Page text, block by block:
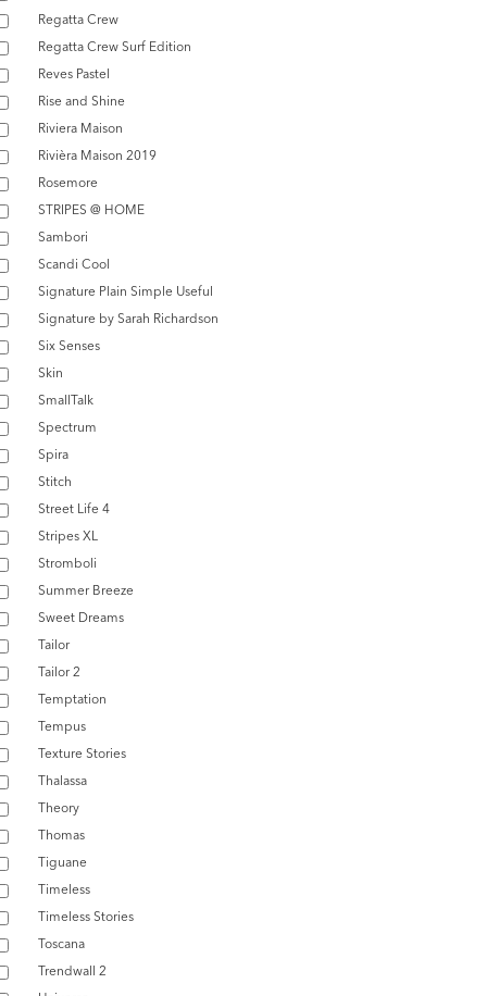
Regatta Crew
Regatta Crew Surf Edition
Reves Pastel
Rise and Shine
Riviera Maison
Rivièra Maison 2019
Rosemore
STRIPES @ HOME
Sambori
Scandi Cool
Signature Plain Simple Useful
Signature by Sarah Richardson
Six Senses
Skin
SmallTalk
Spectrum
Spira
Stitch
Street Life 4
Stripes XL
Stromboli
Summer Breeze
Sweet Dreams
Tailor
Tailor 2
Temptation
Tempus
Texture Stories
Thalassa
Theory
Thomas
Tiguane
Timeless
Timeless Stories
Toscana
Trendwall 2